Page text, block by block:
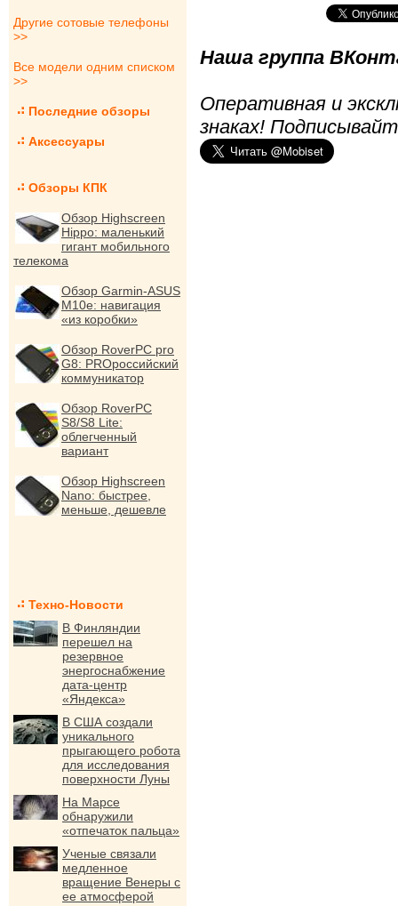
Другие сотовые телефоны
>>
Все модели одним списком
>>
Последние обзоры
Аксессуары
Обзоры КПК
Обзор Highscreen
Hippo: маленький
гигант мобильного
телекома
Обзор Garmin-ASUS
M10e: навигация
«из коробки»
Обзор RoverPC pro
G8: PROроссийский
коммуникатор
Обзор RoverPC
S8/S8 Lite:
облегченный
вариант
Обзор Highscreen
Nano: быстрее,
меньше, дешевле
Техно-Новости
В Финляндии
перешел на
резервное
энергоснабжение
дата-центр
«Яндекса»
В США создали
уникального
прыгающего робота
для исследования
поверхности Луны
На Марсе
обнаружили
«отпечаток пальца»
Ученые связали
медленное
вращение Венеры с
ее атмосферой
Наша группа
Оперативная и
знаках!